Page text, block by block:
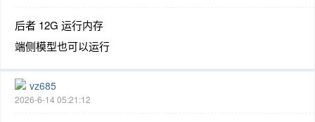
后者 12G 运行内存
端侧模型也可以运行
vz685
2026-6-14 05:21:12